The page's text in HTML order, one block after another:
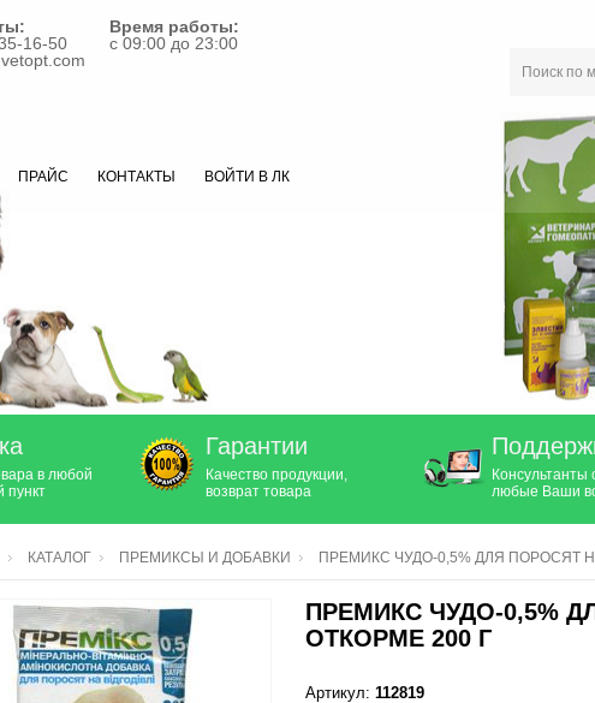
16-50
Время работы:
с 09:00 до 23:00
ПРАЙС КОНТАКТЫ ВОЙТИ В ЛК
в любой
пункт
Гарантии
Качество продукции,
возврат товара
Консультанты
любые Ваши
КАТАЛОГ ПРЕМИКСЫ И ДОБАВКИ ПРЕМИКС ЧУДО-0,5% ДЛЯ ПОРОСЯТ
ПРЕМИКС ЧУДО-0,5%
ОТКОРМЕ 200 Г
Артикул: 112819